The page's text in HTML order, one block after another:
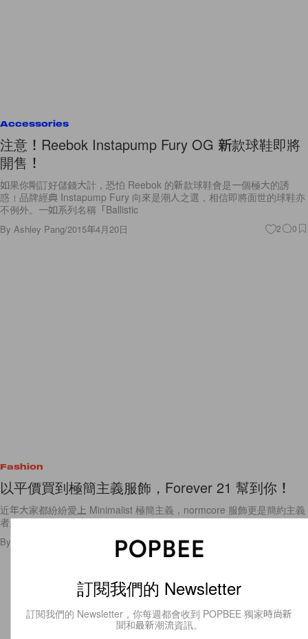
Accessories
注意！Reebok Instapump Fury OG 新款球鞋即將
開售！
如果你剛訂好儲錢大計，恐怕 Reebok 的新款球鞋會是一個極大的誘
惑﹗品牌經典 Instapump Fury 向來是潮人之選，相信即將面世的球鞋亦
不例外。一如系列名稱「Ballistic
By Ashley Pang/2015年4月20日 2 0
Fashion
以平價買到極簡主義服飾，Forever 21 幫到你！
近年大家都紛紛愛上 Minimalist 極簡主義，normcore 服飾更是簡約主義
者必備的單品。時尚品牌 Forever 21
By
訂閱我們的 Newsletter
訂閱我們的 Newsletter，你每週都會收到 POPBEE 獨家時尚新
聞和最新潮流資訊。